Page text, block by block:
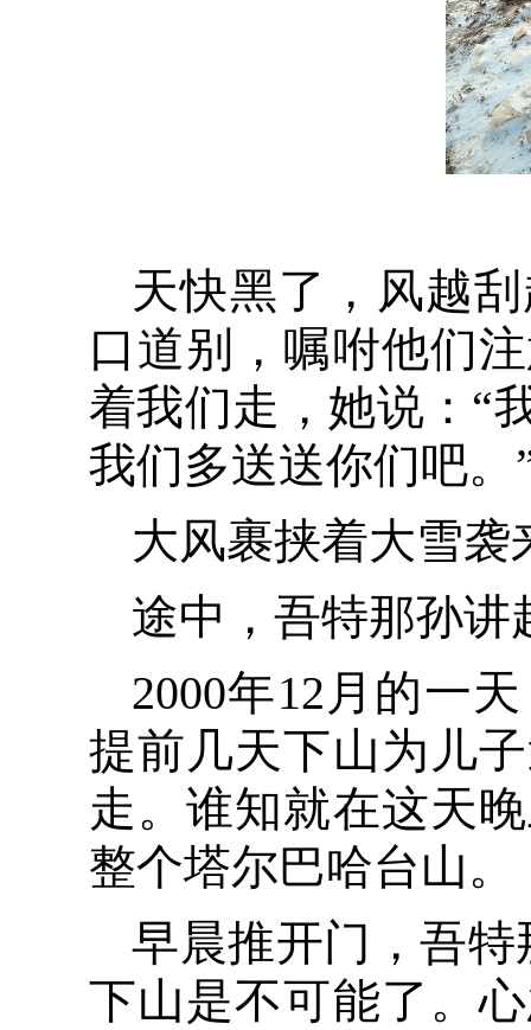
天快黑了，风越
口道别，嘱咐他们
着我们走，她说：“
我们多送送你们吧。
大风裹挟着大雪
途中，吾特那孙讲
2000年12月的一
提前几天下山为儿
走。谁知就在这天
整个塔尔巴哈台山。
早晨推开门，吾
下山是不可能了。